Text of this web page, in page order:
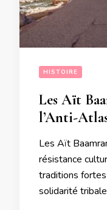
HISTOIRE
Les Aït
l’Anti-
Les Aït
résistance
traditions fortes
solidarité